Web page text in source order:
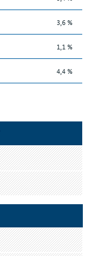
3,6 %
1,1 %
4,4 %